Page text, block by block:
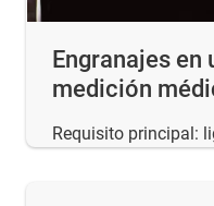
Engranajes en
medición
Requisito principal: